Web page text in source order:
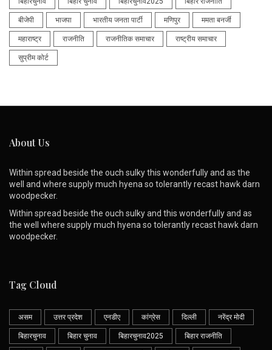
बीजेपी भाजपा भारतीय जनता पार्टी मणिपुर ममता बनर्जी
महाराष्ट्र राजनीति राजनीतिक समाचार राष्ट्रीय समाचार
सुप्रीम कोर्ट
About Us
Within spread beside the ouch sulky this wonderfully and as the
well and where supply much hyena so tolerantly recast hawk darn
woodpecker.
Within spread beside the ouch sulky and this wonderfully and as
the well where supply much hyena so tolerantly recast hawk darn
woodpecker.
Tag Cloud
असम उत्तर प्रदेश एनडीए कांग्रेस दिल्ली नरेंद्र मोदी
बिहारचुनाव बिहार चुनाव बिहारचुनाव2025 बिहार राजनीति